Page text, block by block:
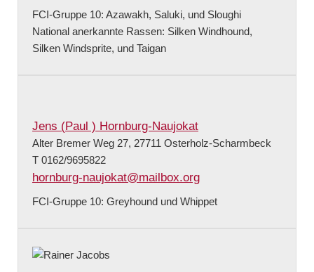
FCI-Gruppe 10: Azawakh, Saluki, und Sloughi
National anerkannte Rassen: Silken Windhound,
Silken Windsprite, und Taigan
Jens (Paul ) Hornburg-Naujokat
Alter Bremer Weg 27, 27711 Osterholz-Scharmbeck
T 0162/9695822
hornburg-naujokat@mailbox.org
FCI-Gruppe 10: Greyhound und Whippet